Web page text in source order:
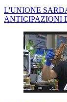
L'UNIONE
ANTICIPAZIONI